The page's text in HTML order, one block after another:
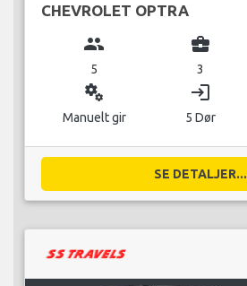
CHEVROLET OPTRA
group
5
business_center
3
miscellaneous_services
Manuelt gir
login
5 Dør
SE DETALJER...